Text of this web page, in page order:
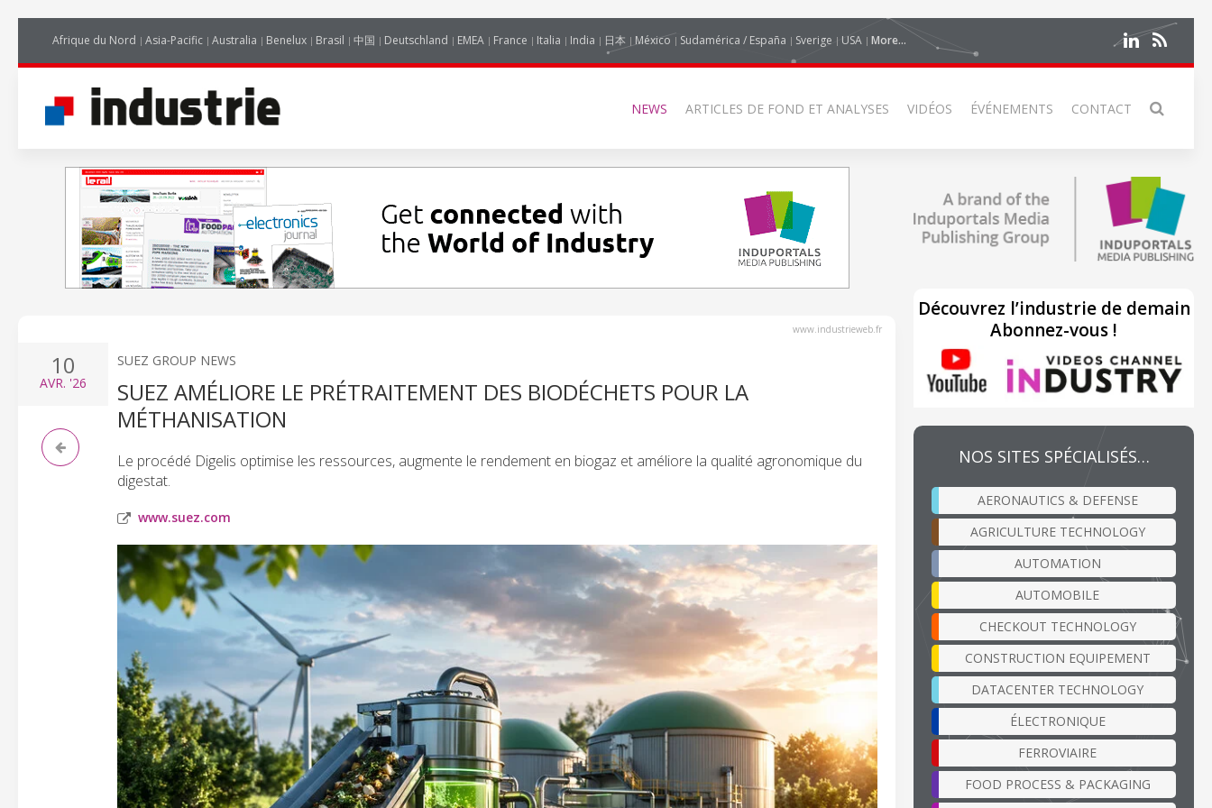
Afrique du Nord Asia-Pacific Australia Benelux Brasil 中国 Deutschland EMEA France Italia India 日本 México Sudamérica / España Sverige USA More...
NEWS ARTICLES DE FOND ET ANALYSES VIDÉOS ÉVÉNEMENTS CONTACT
www.industrieweb.fr
10
AVR. '26
SUEZ GROUP NEWS
SUEZ AMÉLIORE LE PRÉTRAITEMENT DES BIODÉCHETS POUR LA
MÉTHANISATION
Le procédé Digelis optimise les ressources, augmente le rendement en biogaz et améliore la qualité agronomique du
digestat.
www.suez.com
Découvrez l’industrie de demain
Abonnez-vous !
NOS SITES SPÉCIALISÉS…
AERONAUTICS & DEFENSE
AGRICULTURE TECHNOLOGY
AUTOMATION
AUTOMOBILE
CHECKOUT TECHNOLOGY
CONSTRUCTION EQUIPEMENT
DATACENTER TECHNOLOGY
ÉLECTRONIQUE
FERROVIAIRE
FOOD PROCESS & PACKAGING